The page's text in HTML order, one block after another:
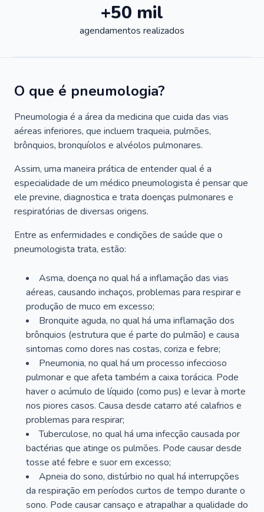
+50 mil
agendamentos realizados
O que é pneumologia?
Pneumologia é a área da medicina que cuida das vias
aéreas inferiores, que incluem traqueia, pulmões,
brônquios, bronquíolos e alvéolos pulmonares.
Assim, uma maneira prática de entender qual é a
especialidade de um médico pneumologista é pensar que
ele previne, diagnostica e trata doenças pulmonares e
respiratórias de diversas origens.
Entre as enfermidades e condições de saúde que o
pneumologista trata, estão:
Asma, doença no qual há a inflamação das vias
aéreas, causando inchaços, problemas para respirar e
produção de muco em excesso;
Bronquite aguda, no qual há uma inflamação dos
brônquios (estrutura que é parte do pulmão) e causa
sintomas como dores nas costas, coriza e febre;
Pneumonia, no qual há um processo infeccioso
pulmonar e que afeta também a caixa torácica. Pode
haver o acúmulo de líquido (como pus) e levar à morte
nos piores casos. Causa desde catarro até calafrios e
problemas para respirar;
Tuberculose, no qual há uma infecção causada por
bactérias que atinge os pulmões. Pode causar desde
tosse até febre e suor em excesso;
Apneia do sono, distúrbio no qual há interrupções
da respiração em períodos curtos de tempo durante o
sono. Pode causar cansaço e atrapalhar a qualidade do